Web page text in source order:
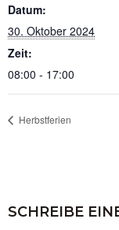
Datum:
30. Oktober 2024
Zeit:
08:00 - 17:00
Herbstferien
SCHREIBE